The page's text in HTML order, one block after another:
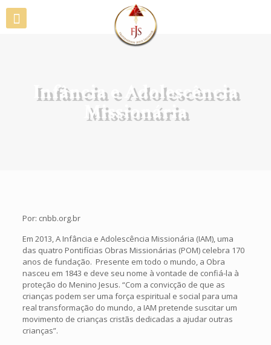
Infância e Adolescência
Missionária
Por: cnbb.org.br
Em 2013, A Infância e Adolescência Missionária (IAM), uma
das quatro Pontifícias Obras Missionárias (POM) celebra 170
anos de fundação. Presente em todo o mundo, a Obra
nasceu em 1843 e deve seu nome à vontade de confiá-la à
proteção do Menino Jesus. “Com a convicção de que as
crianças podem ser uma força espiritual e social para uma
real transformação do mundo, a IAM pretende suscitar um
movimento de crianças cristãs dedicadas a ajudar outras
crianças”.